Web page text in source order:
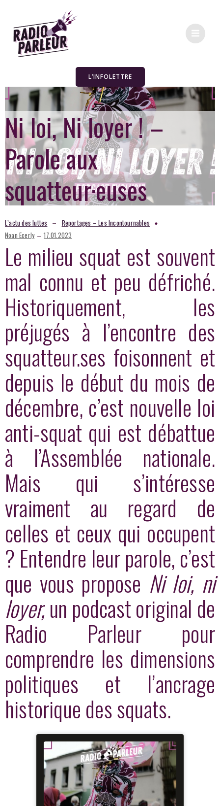
L’INFOLETTRE
Ni loi, Ni loyer ! –
Parole aux
squatteur·euses
L’actu des luttes – Reportages – Les Incontournables
Noan Ecerly – 17.01.2023
Le milieu squat est souvent
mal connu et peu défriché.
Historiquement, les
préjugés à l’encontre des
squatteur.ses foisonnent et
depuis le début du mois de
décembre, c’est nouvelle loi
anti-squat qui est débattue
à l’Assemblée nationale.
Mais qui s’intéresse
vraiment au regard de
celles et ceux qui occupent
? Entendre leur parole, c’est
que vous propose Ni loi, ni
loyer,un podcast original de
Radio Parleur pour
comprendre les dimensions
politiques et l’ancrage
historique des squats.